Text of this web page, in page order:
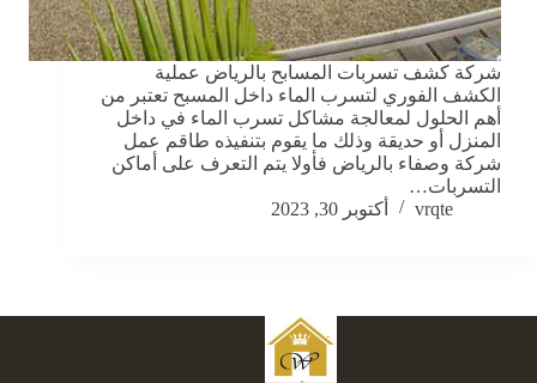
شركة كشف تسربات المسابح بالرياض عملية
الكشف الفوري لتسرب الماء داخل المسبح تعتبر من
أهم الحلول لمعالجة مشاكل تسرب الماء في داخل
المنزل أو حديقة وذلك ما يقوم بتنفيذه طاقم عمل
شركة وصفاء بالرياض فأولا يتم التعرف على أماكن
التسربات…
vrqte
أكتوبر 30, 2023